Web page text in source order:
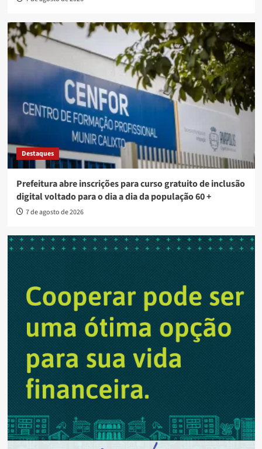
Destaques
Prefeitura abre inscrições para curso gratuito de inclusão
digital voltado para o dia a dia da população 60 +
7 de agosto de 2026